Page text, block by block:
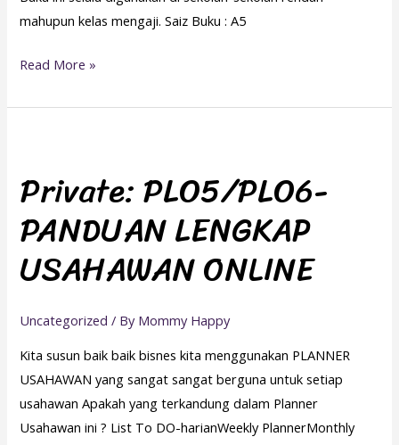
mahupun kelas mengaji. Saiz Buku : A5
Read More »
Private: PLO5/PLO6-
PANDUAN LENGKAP
USAHAWAN ONLINE
Uncategorized / By Mommy Happy
Kita susun baik baik bisnes kita menggunakan PLANNER
USAHAWAN yang sangat sangat berguna untuk setiap
usahawan Apakah yang terkandung dalam Planner
Usahawan ini ? List To DO-harianWeekly PlannerMonthly
PANDUAN
USAHAWAN
ONLINE